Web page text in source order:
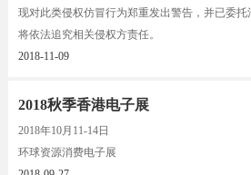
现对此类侵权仿冒行为郑重发出警告，并已委托
将依法追究相关侵权方责任。
2018-11-09
2018秋季香港电子展
2018年10月11-14日
环球资源消费电子展